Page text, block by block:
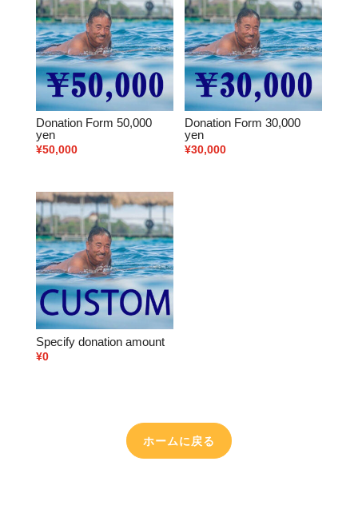
Donation Form 50,000
yen
¥50,000
Donation Form 30,000
yen
¥30,000
Specify donation amount
¥0
ホームに戻る